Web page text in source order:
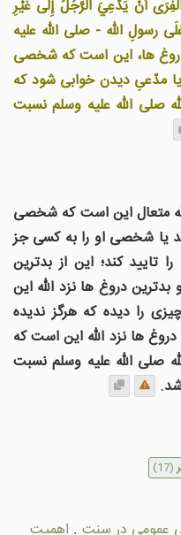
أَنْ يَدَّعِيَ الرَّجُلُ إِلَى غَيْرِ
رسولِ اللّه - صلى الله عليه
ها، اين است که شخصی
مدّعیِ ديدن خوابی شود که
صلى الله عليه وسلم نسبت
متعال این است که شخصی
یا شخصی او را به کسی جز
کند؛ این از بدترین
دروغ ها نزد الله این
را دیده که هرگز ندیده
ها نزد الله این است که
صلی الله علیه وسلم نسبت
(17)
عمومى در سنت . اهميت